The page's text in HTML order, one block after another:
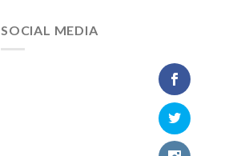
SOCIAL MEDIA